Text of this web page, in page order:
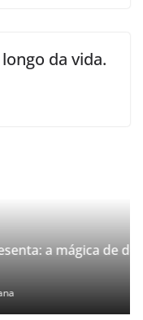
da vida.
de dois livros que